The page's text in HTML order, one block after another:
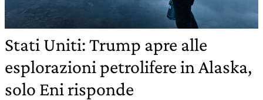
Stati Uniti: Trump apre alle
esplorazioni petrolifere in Alaska,
solo Eni risponde